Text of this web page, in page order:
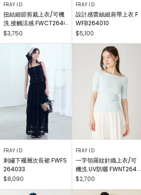
FRAY I.D
扭結細節剪裁上衣/可機
洗.接觸涼感 FWCT2640
25
$3,750
FRAY I.D
設計感蕾絲細肩帶上衣 F
WFB264010
$5,100
FRAY I.D
刺繡下襬層次長裙 FWFS
264033
$8,090
FRAY I.D
一字領羅紋針織上衣/可
機洗.UV防曬 FWNT2640
29
$2,700